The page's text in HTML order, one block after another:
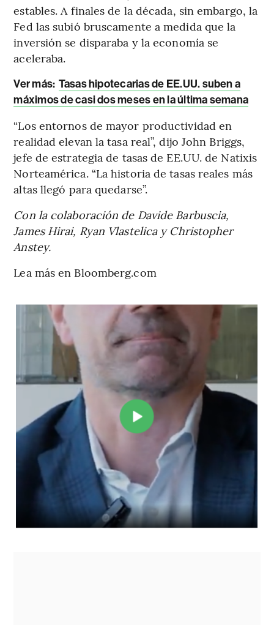
estables. A finales de la década, sin embargo, la
Fed las subió bruscamente a medida que la
inversión se disparaba y la economía se
aceleraba.
Ver más: Tasas hipotecarias de EE.UU. suben a
máximos de casi dos meses en la última semana
“Los entornos de mayor productividad en
realidad elevan la tasa real”, dijo John Briggs,
jefe de estrategia de tasas de EE.UU. de Natixis
Norteamérica. “La historia de tasas reales más
altas llegó para quedarse”.
Con la colaboración de Davide Barbuscia,
James Hirai, Ryan Vlastelica y Christopher
Anstey.
Lea más en Bloomberg.com